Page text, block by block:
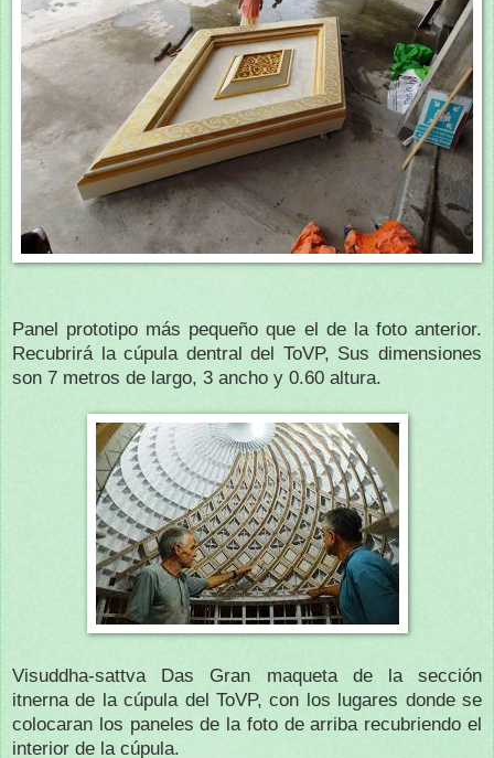
Panel prototipo más pequeño que el de la foto anterior.
Recubrirá la cúpula dentral del ToVP, Sus dimensiones
son 7 metros de largo, 3 ancho y 0.60 altura.
Visuddha-sattva Das Gran maqueta de la sección
itnerna de la cúpula del ToVP, con los lugares donde se
colocaran los paneles de la foto de arriba recubriendo el
interior de la cúpula.